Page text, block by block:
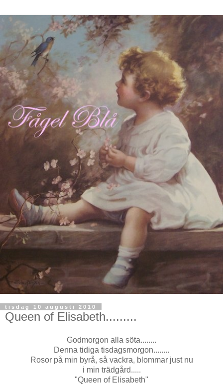
tisdag 10 augusti 2010
Queen of Elisabeth.........
Godmorgon alla söta........
Denna tidiga tisdagsmorgon........
Rosor på min byrå, så vackra, blommar just nu
i min trädgård.....
"Queen of Elisabeth"